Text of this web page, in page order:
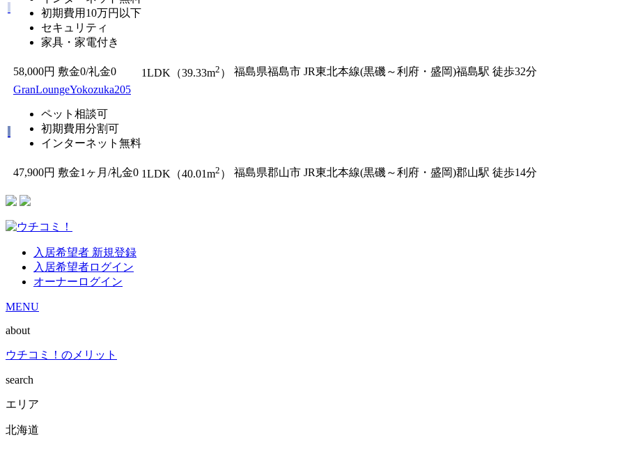
初期費用10万円以下
セキュリティ
家具・家電付き
58,000円 敷金0/礼金0 1LDK（39.33m2 ） 福島県福島市 JR東北本線(黒磯～利府・盛岡)福島駅 徒歩32分
GranLoungeYokozuka205
ペット相談可
初期費用分割可
インターネット無料
47,900円 敷金1ヶ月/礼金0 1LDK（40.01m2 ） 福島県郡山市 JR東北本線(黒磯～利府・盛岡)郡山駅 徒歩14分
入居希望者 新規登録
入居希望者ログイン
オーナーログイン
MENU
about
ウチコミ！のメリット
search
エリア
北海道